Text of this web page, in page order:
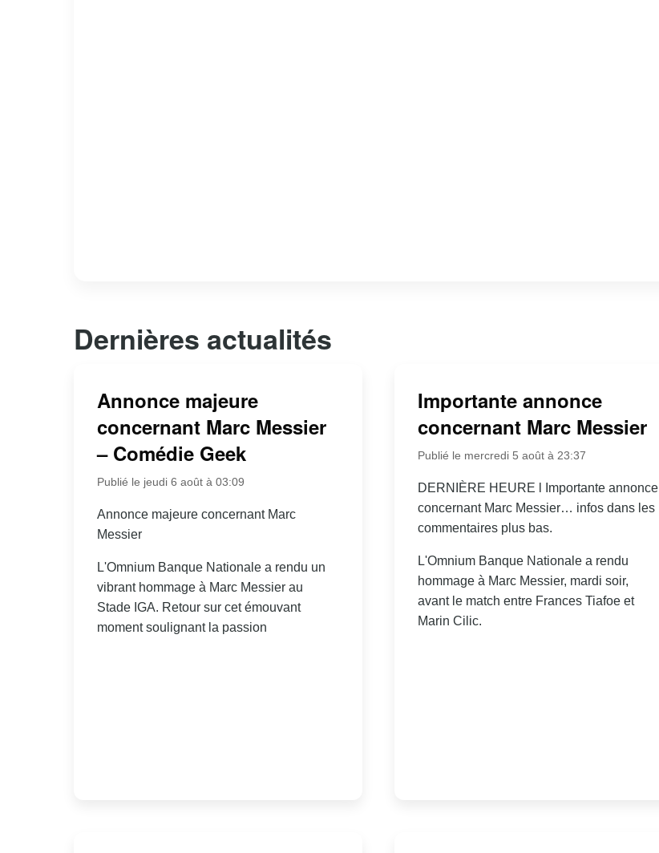
Dernières actualités
Annonce majeure
concernant Marc Messier
– Comédie Geek
Publié le jeudi 6 août à 03:09
Annonce majeure concernant Marc
Messier
L'Omnium Banque Nationale a rendu un
vibrant hommage à Marc Messier au
Stade IGA. Retour sur cet émouvant
moment soulignant la passion
Importante annonce
concernant Marc Messier
Publié le mercredi 5 août à 23:37
DERNIÈRE HEURE l Importante annonce
concernant Marc Messier… infos dans les
commentaires plus bas.
L'Omnium Banque Nationale a rendu
hommage à Marc Messier, mardi soir,
avant le match entre Frances Tiafoe et
Marin Cilic.